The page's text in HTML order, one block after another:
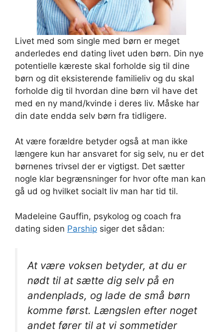
Livet med som single med børn er meget
anderledes end dating livet uden børn. Din nye
potentielle kæreste skal forholde sig til dine
børn og dit eksisterende familieliv og du skal
forholde dig til hvordan dine børn vil have det
med en ny mand/kvinde i deres liv. Måske har
din date endda selv børn fra tidligere.
At være forældre betyder også at man ikke
længere kun har ansvaret for sig selv, nu er det
børnenes trivsel der er vigtigst. Det sætter
nogle klar begrænsninger for hvor ofte man kan
gå ud og hvilket socialt liv man har tid til.
Madeleine Gauffin, psykolog og coach fra
dating siden Parship siger det sådan:
At være voksen betyder, at du er
nødt til at sætte dig selv på en
andenplads, og lade de små børn
komme først. Længslen efter noget
andet fører til at vi sommetider